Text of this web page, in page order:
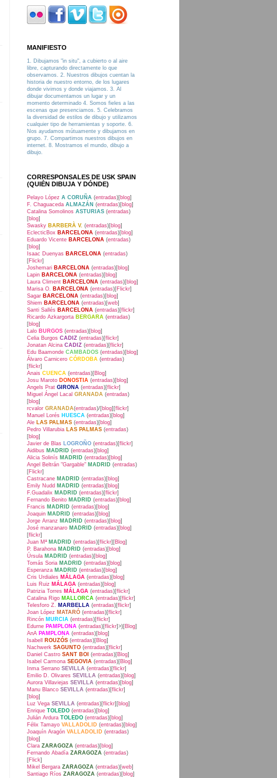
MANIFIESTO
1. Dibujamos "in situ", a cubierto o al aire
libre, capturando directamente lo que
observamos. 2. Nuestros dibujos cuentan la
historia de nuestro entorno, de los lugares
donde vivimos y donde viajamos. 3. Al
dibujar documentamos un lugar y un
momento determinado 4. Somos fieles a las
escenas que presenciamos. 5. Celebramos
la diversidad de estilos de dibujo y utilizamos
cualquier tipo de herramientas y soporte. 6.
Nos ayudamos mútuamente y dibujamos en
grupo. 7. Compartimos nuestros dibujos en
internet. 8. Mostramos el mundo, dibujo a
dibujo.
CORRESPONSALES DE USK SPAIN
(QUIÉN DIBUJA Y DÓNDE)
Pelayo López A CORUÑA (entradas)[blog]
F. Chaguaceda ALMAZÁN (entradas)[blog]
Catalina Somolinos ASTURIAS (entradas)
[blog]
Swasky BARBERÀ V. (entradas)[blog]
EclecticBox BARCELONA (entradas)[blog]
Eduardo Vicente BARCELONA (entradas)
[blog]
Isaac Duenyas BARCELONA (entradas)
[Flickr]
Joshemari BARCELONA (entradas)[blog]
Lapin BARCELONA (entradas)[blog]
Laura Climent BARCELONA (entradas)[blog]
Marisa O. BARCELONA (entradas)[Flickr]
Sagar BARCELONA (entradas)[blog]
Shiem BARCELONA (entradas)[web]
Santi Sallés BARCELONA (entradas)[flickr]
Ricardo Azkargorta BERGARA (entradas)
[blog]
Lalo BURGOS (entradas)[blog]
Celia Burgos CADIZ (entradas)[flickr]
Jonatan Alcina CADIZ (entradas)[flickr]
Edu Baamonde CAMBADOS (entradas)[blog]
Álvaro Carnicero CÓRDOBA (entradas)
[flickr]
Anais CUENCA (entradas)[Blog]
Josu Maroto DONOSTIA (entradas)[blog]
Angels Prat GIRONA (entradas)[flickr]
Miguel Ángel Lacal GRANADA (entradas)
[blog]
rcvalor GRANADA(entradas)/[blog][flickr]
Manuel Lorés HUESCA (entradas)[blog]
Ale LAS PALMAS (entradas)[blog]
Pedro Villarubia LAS PALMAS (entradas)
[blog]
Javier de Blas LOGROÑO (entradas)[flickr]
Aidibus MADRID (entradas)[blog]
Alicia Solinís MADRID (entradas)[blog]
Angel Beltrán "Gargable" MADRID (entradas)
[Flickr]
Castracane MADRID (entradas)[blog]
Emily Nudd MADRID (entradas)[blog]
F.Guadalix MADRID (entradas)[flickr]
Fernando Benito MADRID (entradas)[blog]
Francis MADRID (entradas)[blog]
Joaquin MADRID (entradas)[blog]
Jorge Arranz MADRID (entradas)[blog]
José manzanaro MADRID (entradas)[blog]
[flickr]
Juan Mª MADRID (entradas)[flickr][Blog]
P. Barahona MADRID (entradas)[blog]
Úrsula MADRID (entradas)[blog]
Tomás Soria MADRID (entradas)[blog]
Esperanza MADRID (entradas)[blog]
Cris Urdiales MÁLAGA (entradas)[blog]
Luis Ruiz MÁLAGA (entradas)[blog]
Patrizia Torres MÁLAGA (entradas)[flickr]
Catalina Rigo MALLORCA (entradas)[flickr]
Telesforo Z. MARBELLA (entradas)[flickr]
Joan López MATARÓ (entradas)[flickr]
Rincón MURCIA (entradas)[flickr]
Edurne PAMPLONA (entradas)[flickr]>)[Blog]
AnA PAMPLONA (entradas)[blog]
Isabell
ROUZÓS (entradas)[Blog]
Nachwerk SAGUNTO (entradas)[flickr]
Daniel Castro SANT BOI (entradas)[Blog]
Isabel Carmona SEGOVIA (entradas)[Blog]
Inma Serrano SEVILLA (entradas)[flickr]
Emilio D. Olivares SEVILLA (entradas)[blog]
Aurora Villaviejas SEVILLA (entradas)[blog]
Manu Blanco SEVILLA (entradas)[flickr]
[blog]
Luz Vega SEVILLA (entradas)[flickr][blog]
Enrique TOLEDO (entradas)[blog]
Julián Ardura TOLEDO (entradas)[blog]
Félix Tamayo VALLADOLID (entradas)[blog]
Joaquín Aragón VALLADOLID (entradas)
[blog]
Clara ZARAGOZA (entradas)[blog]
Fernando Abadía ZARAGOZA (entradas)
[Flick]
Mikel Bergara ZARAGOZA (entradas)[web]
Santiago Ríos ZARAGOZA (entradas)[blog]